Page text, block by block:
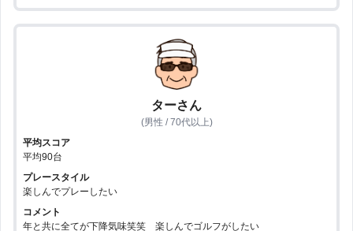
ターさん
(男性 / 70代以上)
平均スコア
平均90台
プレースタイル
楽しんでプレーしたい
コメント
年と共に全てが下降気味笑笑 楽しんでゴルフがしたい